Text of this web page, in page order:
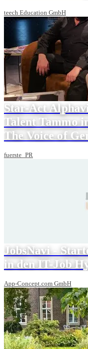
teech Education GmbH
Star-Act
Talent Tammo
The Voice of
fuerste_PR
JobsNavi -
in den IT-Job
App-Concept.com GmbH